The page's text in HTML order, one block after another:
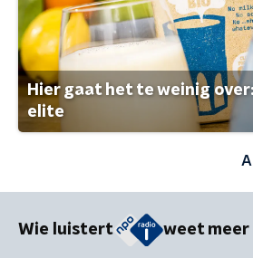
Hier gaat het te weinig
elite
Wie luistert weet meer